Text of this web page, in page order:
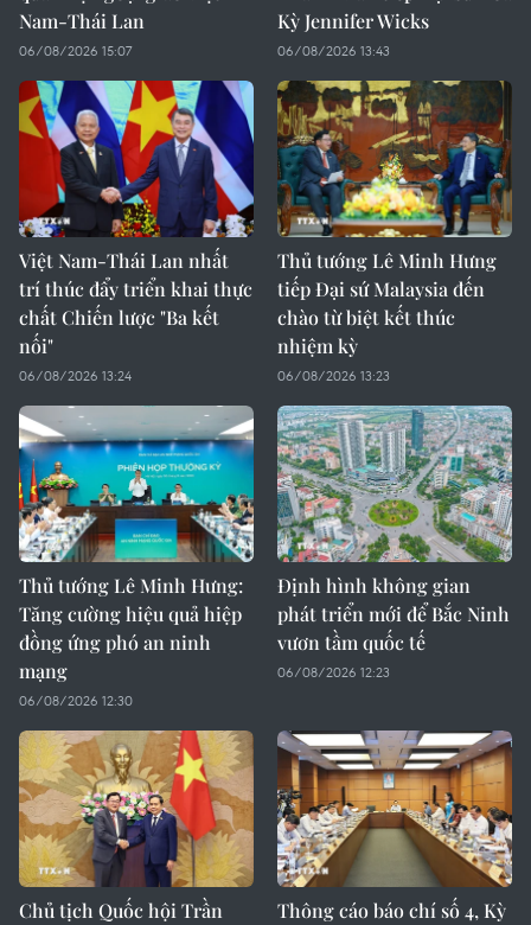
Nam-Thái Lan
06/08/2026 15:07
Kỳ Jennifer Wicks
06/08/2026 13:43
Việt Nam-Thái Lan nhất
trí thúc đẩy triển khai thực
chất Chiến lược "Ba kết
nối"
06/08/2026 13:24
Thủ tướng Lê Minh Hưng
tiếp Đại sứ Malaysia đến
chào từ biệt kết thúc
nhiệm kỳ
06/08/2026 13:23
Thủ tướng Lê Minh Hưng:
Tăng cường hiệu quả hiệp
đồng ứng phó an ninh
mạng
06/08/2026 12:30
Định hình không gian
phát triển mới để Bắc Ninh
vươn tầm quốc tế
06/08/2026 12:23
Chủ tịch Quốc hội Trần
Thông cáo báo chí số 4, Kỳ